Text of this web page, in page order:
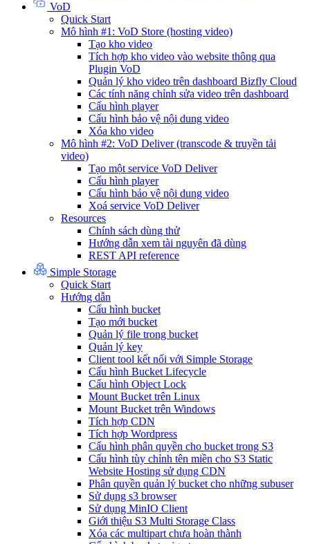
VoD
Quick Start
Mô hình #1: VoD Store (hosting video)
Tạo kho video
Tích hợp kho video vào website thông qua
Plugin VoD
Quản lý kho video trên dashboard Bizfly Cloud
Các tính năng chỉnh sửa video trên dashboard
Cấu hình player
Cấu hình bảo vệ nội dung video
Xóa kho video
Mô hình #2: VoD Deliver (transcode & truyền tải
video)
Tạo một service VoD Deliver
Cấu hình player
Cấu hình bảo vệ nội dung video
Xoá service VoD Deliver
Resources
Chính sách dùng thử
Hướng dẫn xem tài nguyên đã dùng
REST API reference
Simple Storage
Quick Start
Hướng dẫn
Cấu hình bucket
Tạo mới bucket
Quản lý file trong bucket
Quản lý key
Client tool kết nối với Simple Storage
Cấu hình Bucket Lifecycle
Cấu hình Object Lock
Mount Bucket trên Linux
Mount Bucket trên Windows
Tích hợp CDN
Tích hợp Wordpress
Cấu hình phân quyền cho bucket trong S3
Cấu hình tùy chỉnh tên miền cho S3 Static
Website Hosting sử dụng CDN
Phân quyền quản lý bucket cho những subuser
Sử dụng s3 browser
Sử dụng MinIO Client
Giới thiệu S3 Multi Storage Class
Xóa các multipart chưa hoàn thành